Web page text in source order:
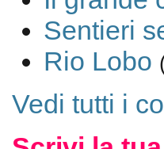
Sentieri
Rio Lobo
Vedi tutti i